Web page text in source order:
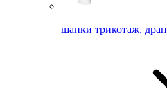
шапки трикотаж, драп